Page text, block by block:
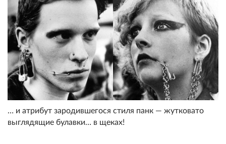
… и атрибут зародившегося стиля панк — жутковато
выглядящие булавки… в щеках!